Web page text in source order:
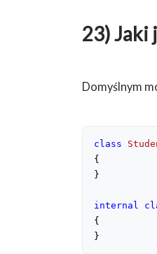
23) Jaki
Domyślnym
class
{
}
internal
{
}